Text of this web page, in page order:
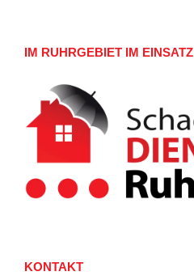
IM RUHRGEBIET IM EINSATZ
KONTAKT